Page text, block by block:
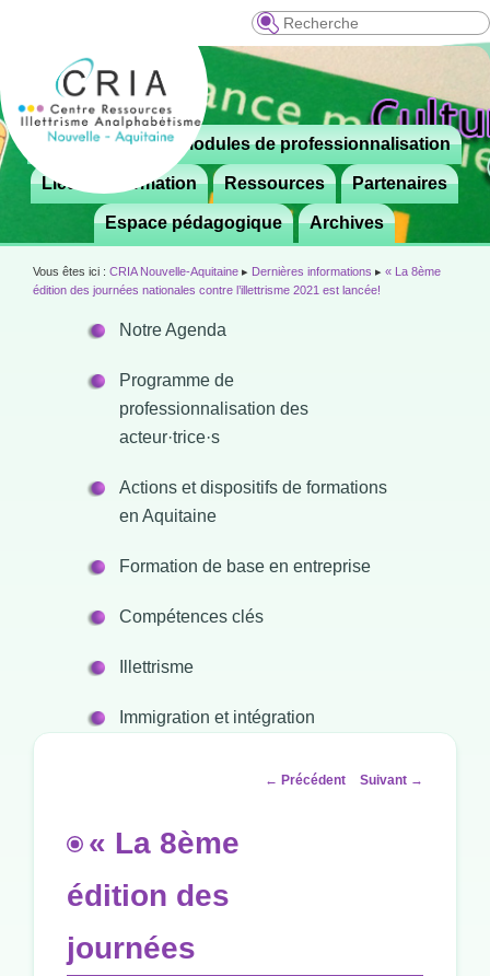
Recherche
Menu
principal
Aller
contenu
principal
 Le CRIA Modules de professionnalisation
Lieux de formation Ressources Partenaires
Espace pédagogique Archives
Vous êtes ici : CRIA Nouvelle-Aquitaine ▸ Dernières informations ▸ « La 8ème
édition des journées nationales contre l’illettrisme 2021 est lancée!
Notre Agenda
Programme de
professionnalisation des
acteur·trice·s
Actions et dispositifs de formations
en Aquitaine
Formation de base en entreprise
Compétences clés
Illettrisme
Immigration et intégration
Navigation
← Précédent Suivant →
« La 8ème
édition des
journées